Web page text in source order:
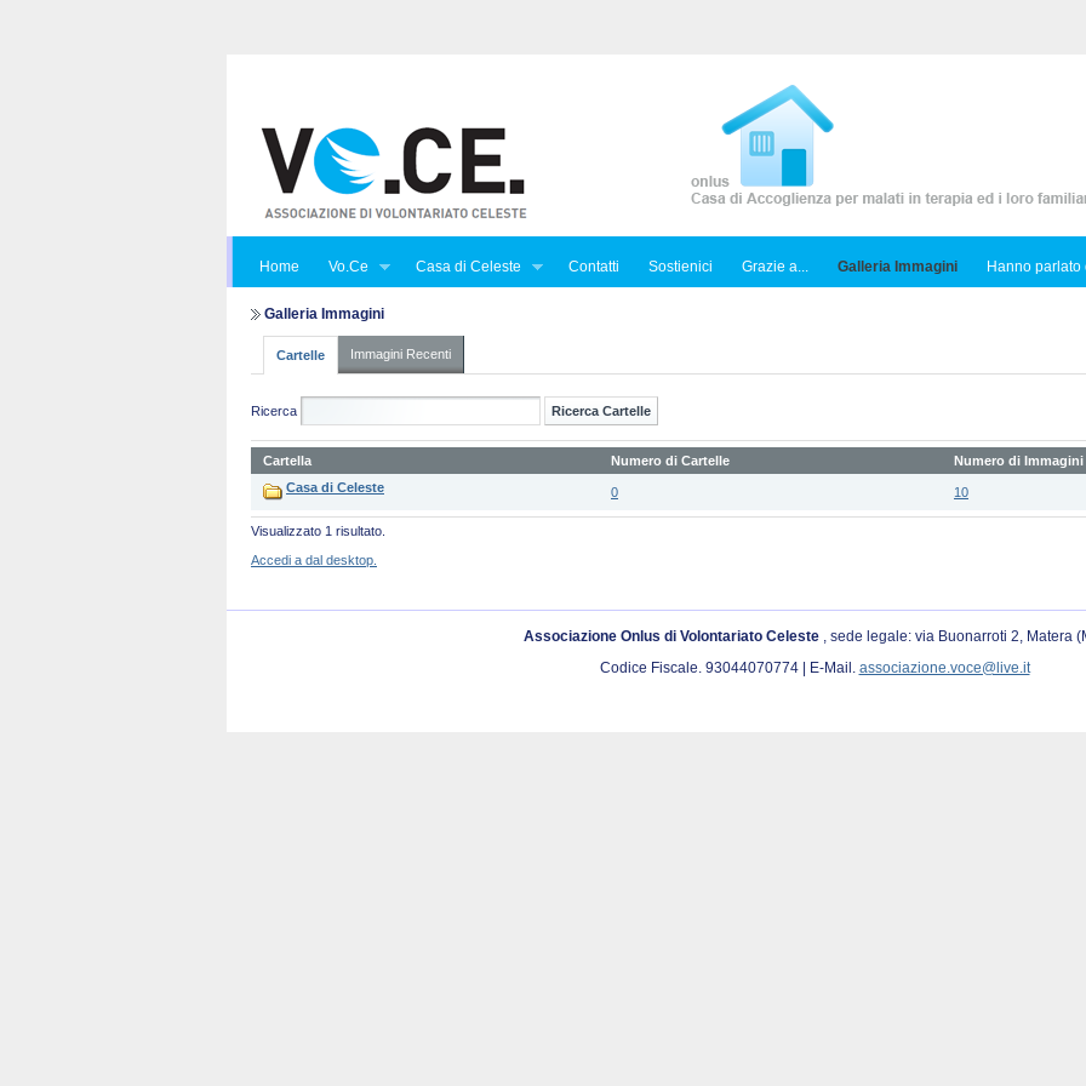
Home Vo.Ce Casa di Celeste Contatti Sostienici Grazie a... Galleria Immagini Hanno parlato
Galleria Immagini
Cartelle Immagini Recenti
Ricerca
Cartella Numero di Cartelle
Numero di Immagini
Casa di Celeste
0 10
Visualizzato 1 risultato.
Accedi a dal desktop.
Associazione Onlus di Volontariato Celeste , sede legale: via Buonarroti 2, Matera
Codice Fiscale. 93044070774 | E-Mail. associazione.voce@live.it